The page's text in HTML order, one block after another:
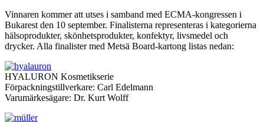
Vinnaren kommer att utses i samband med ECMA-kongressen i
Bukarest den 10 september. Finalisterna representeras i kategorierna
hälsoprodukter, skönhetsprodukter, konfektyr, livsmedel och
drycker. Alla finalister med Metsä Board-kartong listas nedan:
HYALURON Kosmetikserie
Förpackningstillverkare: Carl Edelmann
Varumärkesägare: Dr. Kurt Wolff